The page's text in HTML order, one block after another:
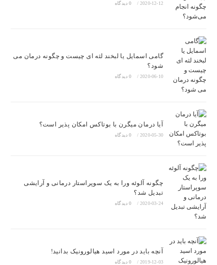
2020-12-12
/ 0 دیدگاه
گامی اسمایل یا لبخند لثه ای چیست و چگونه درمان می
شود؟
2020-06-10
/ 0 دیدگاه
آیا درمان میگرن با بوتاکس امکان پذیر است؟
2020-05-30
/ 0 دیدگاه
چگونه آلوئه ورا به یک سوپراستار درمانی و آرایشی
تبدیل شد؟
2020-03-24
/ 0 دیدگاه
آنچه باید در مورد اسید هیالورونیک بدانید!
2019-12-03
/ 0 دیدگاه